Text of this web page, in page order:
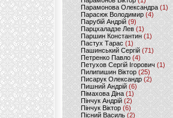
Парамонова Олександра(1)
Парасюк Володимир(4)
Парубій Андрій (9)
Парцхаладзе Лев (1)
Паршин Константин(1)
Пастух Тарас (1)
Пашинський Сергій (71)
Петренко Павло (4)
Петухов Сергій Ігорович (1)
Пилипишин Віктор(25)
Писарук Олександр(2)
Пишний Андрій (6)
Пімахова Діна(1)
Пінчук Андрій(2)
Пінчук Віктор (6)
Пісний Василь (2)